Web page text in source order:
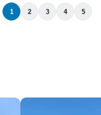
1 2 3 4 5